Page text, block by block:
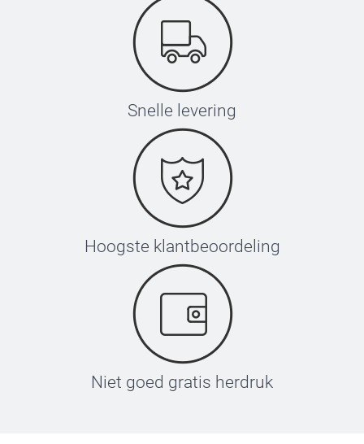
Snelle levering
Hoogste klantbeoordeling
Niet goed gratis herdruk